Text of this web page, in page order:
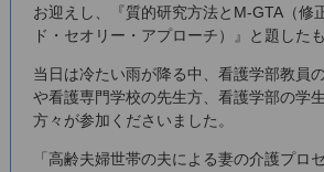
お迎えし、『質的研究方法とM-GTA（修
ド・セオリー・アプローチ）』と題した
当日は冷たい雨が降る中、看護学部教員
や看護専門学校の先生方、看護学部の学
方々が参加くださいました。
「高齢夫婦世帯の夫による妻の介護プロ